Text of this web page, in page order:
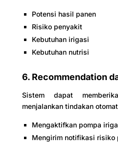
Potensi hasil panen
Risiko penyakit
Kebutuhan irigasi
Kebutuhan nutrisi
6. Recommendation
Sistem dapat
menjalankan tindakan
Mengaktifkan pompa
Mengirim notifikasi risiko